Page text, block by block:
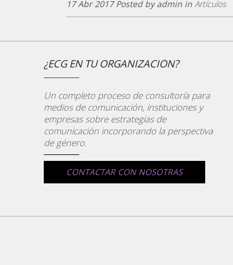
17 Abr 2017 Posted by admin inArtículos
¿ECG EN TU ORGANIZACIÓN?
Un completo proceso de consultoría para
medios de comunicación, instituciones y
empresas sobre estrategias de
comunicación incorporando la perspectiva
de género.
CONTACTAR CON NOSOTRAS